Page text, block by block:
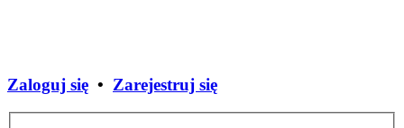
Zaloguj się • Zarejestruj się